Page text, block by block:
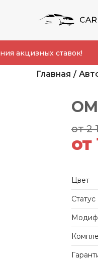
ставок!
Главная
от 2
от
Цвет
Статус